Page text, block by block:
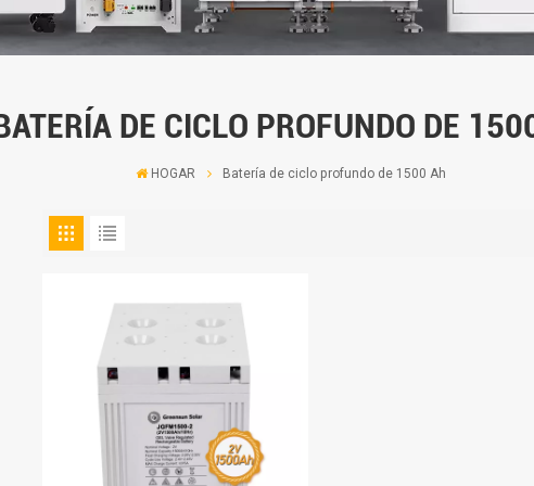
DE CICLO PROFUNDO DE
HOGAR Batería de ciclo profundo de 1500 Ah